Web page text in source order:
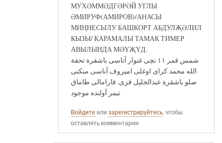
МУХӘММӘДГӘРӘЙ УГЛЫ
ӘМИРУФ(АМИРОВ)/АНАСЫ
МИҢНЕСЫЛУ БАШКОРТ АБДУЛҖӘЛИЛ
КЫЗЫ/ КАРАМАЛЫ ТАМАК ТИМЕР
АВЫЛЫНДА МӘҮҖҮД.
شمس قمر ١١ نچى غنوار آتاسى باشقرة تحفة
الله محمد كراى اوغلى اميروف آناسى منكنى
صلو باشقرة عبدالجليل قزى. قارامالى طاماق
تيمر آولنده موجود
Войдите или зарегистрируйтесь, чтобы
оставлять комментарии